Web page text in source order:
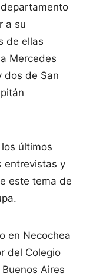
a su
de ellas
Mercedes
dos de San
los últimos
entrevistas y
este tema de
en Necochea
del Colegio
Aires